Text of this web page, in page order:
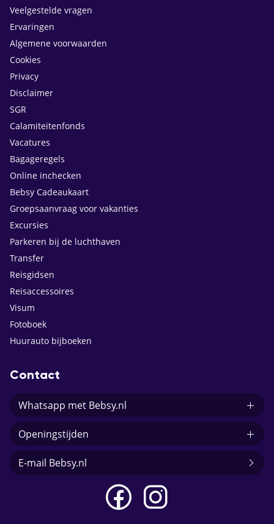
Veelgestelde vragen
Ervaringen
Algemene voorwaarden
Cookies
Privacy
Disclaimer
SGR
Calamiteitenfonds
Vacatures
Bagageregels
Online inchecken
Bebsy Cadeaukaart
Groepsaanvraag voor vakanties
Excursies
Parkeren bij de luchthaven
Transfer
Reisgidsen
Reisaccessoires
Visum
Fotoboek
Huurauto bijboeken
Contact
Whatsapp met Bebsy.nl
Openingstijden
E-mail Bebsy.nl